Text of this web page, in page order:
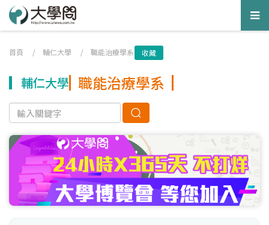
首頁 / 輔仁大學 / 職能治療學系 收藏
輔仁大學 職能治療學系